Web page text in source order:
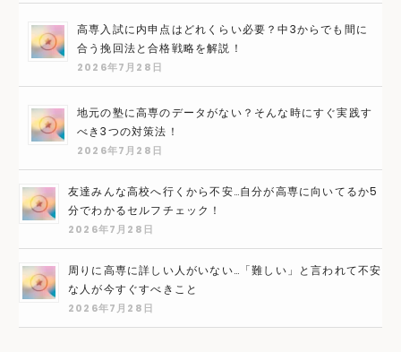
高専入試に内申点はどれくらい必要？中3からでも間に
合う挽回法と合格戦略を解説！
2026年7月28日
地元の塾に高専のデータがない？そんな時にすぐ実践す
べき3つの対策法！
2026年7月28日
友達みんな高校へ行くから不安…自分が高専に向いてるか5
分でわかるセルフチェック！
2026年7月28日
周りに高専に詳しい人がいない…「難しい」と言われて不安
な人が今すぐすべきこと
2026年7月28日